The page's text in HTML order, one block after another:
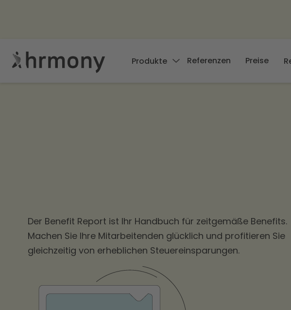
Produkte Referenzen Preise
Der Benefit Report ist Ihr Handbuch für zeitgemäße Benefits.
Machen Sie Ihre Mitarbeitenden glücklich und profitieren Sie
gleichzeitig von erheblichen Steuereinsparungen.